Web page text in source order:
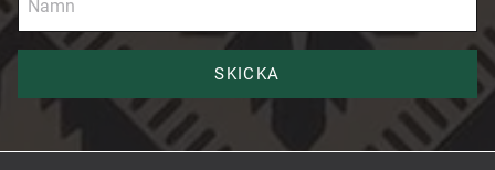
SKICKA